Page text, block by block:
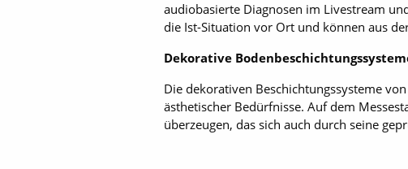
audiobasierte Diagnosen im Livestream
die Ist-Situation vor Ort und können aus
Dekorative
Die dekorativen Beschichtungssysteme
ästhetischer Bedürfnisse. Auf dem
überzeugen, das sich auch durch seine